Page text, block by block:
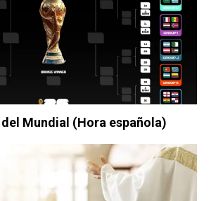
Mundial (Hora española)